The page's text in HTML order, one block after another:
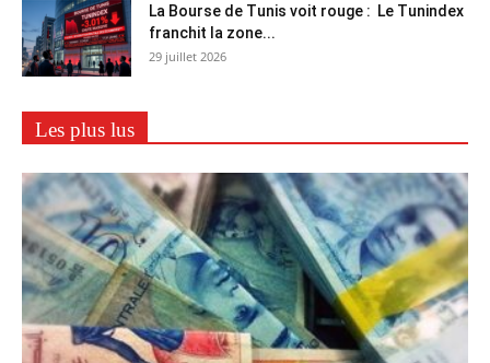
La Bourse de Tunis voit rouge : Le Tunindex
franchit la zone...
29 juillet 2026
Les plus lus